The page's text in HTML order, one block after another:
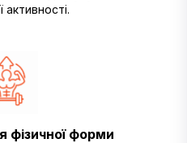
форми
активності.